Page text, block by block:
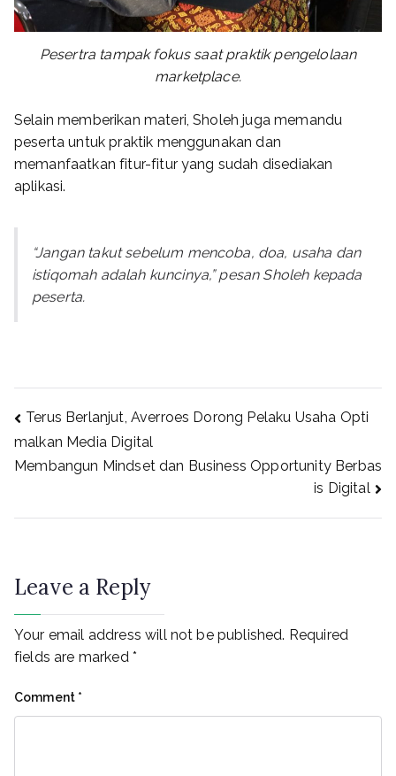
Pesertra tampak fokus saat praktik pengelolaan
marketplace.
Selain memberikan materi, Sholeh juga memandu
peserta untuk praktik menggunakan dan
memanfaatkan fitur-fitur yang sudah disediakan
aplikasi.
“Jangan takut sebelum mencoba, doa, usaha dan
istiqomah adalah kuncinya,” pesan Sholeh kepada
peserta.
Post
navigation
Terus Berlanjut, Averroes Dorong Pelaku Usaha Opti
malkan Media Digital
Membangun Mindset dan Business Opportunity Berbas
is Digital
Leave a Reply
Your email address will not be published. Required
fields are marked *
Comment *